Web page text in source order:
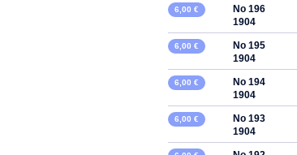
6,00 €
No 196
1904
6,00 €
No 195
1904
6,00 €
No 194
1904
6,00 €
No 193
1904